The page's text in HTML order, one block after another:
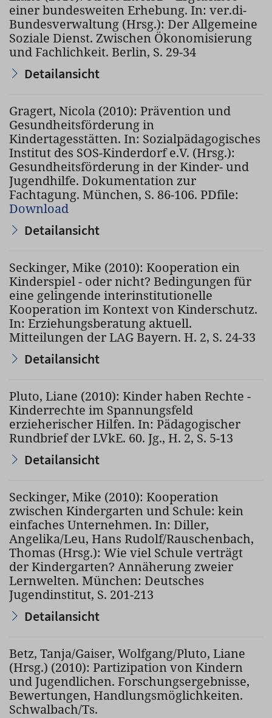
einer bundesweiten Erhebung. In: ver.di-
Bundesverwaltung (Hrsg.): Der Allgemeine
Soziale Dienst. Zwischen Ökonomisierung
und Fachlichkeit. Berlin, S. 29-34
Detailansicht
Gragert, Nicola (2010): Prävention und
Gesundheitsförderung in
Kindertagesstätten. In: Sozialpädagogisches
Institut des SOS-Kinderdorf e.V. (Hrsg.):
Gesundheitsförderung in der Kinder- und
Jugendhilfe. Dokumentation zur
Fachtagung. München, S. 86-106. PDfile:
Download
Detailansicht
Seckinger, Mike (2010): Kooperation ein
Kinderspiel - oder nicht? Bedingungen für
eine gelingende interinstitutionelle
Kooperation im Kontext von Kinderschutz.
In: Erziehungsberatung aktuell.
Mitteilungen der LAG Bayern. H. 2, S. 24-33
Detailansicht
Pluto, Liane (2010): Kinder haben Rechte -
Kinderrechte im Spannungsfeld
erzieherischer Hilfen. In: Pädagogischer
Rundbrief der LVkE. 60. Jg., H. 2, S. 5-13
Detailansicht
Seckinger, Mike (2010): Kooperation
zwischen Kindergarten und Schule: kein
einfaches Unternehmen. In: Diller,
Angelika/Leu, Hans Rudolf/Rauschenbach,
Thomas (Hrsg.): Wie viel Schule verträgt
der Kindergarten? Annäherung zweier
Lernwelten. München: Deutsches
Jugendinstitut, S. 201-213
Detailansicht
Betz, Tanja/Gaiser, Wolfgang/Pluto, Liane
(Hrsg.) (2010): Partizipation von Kindern
und Jugendlichen. Forschungsergebnisse,
Bewertungen, Handlungsmöglichkeiten.
Schwalbach/Ts.